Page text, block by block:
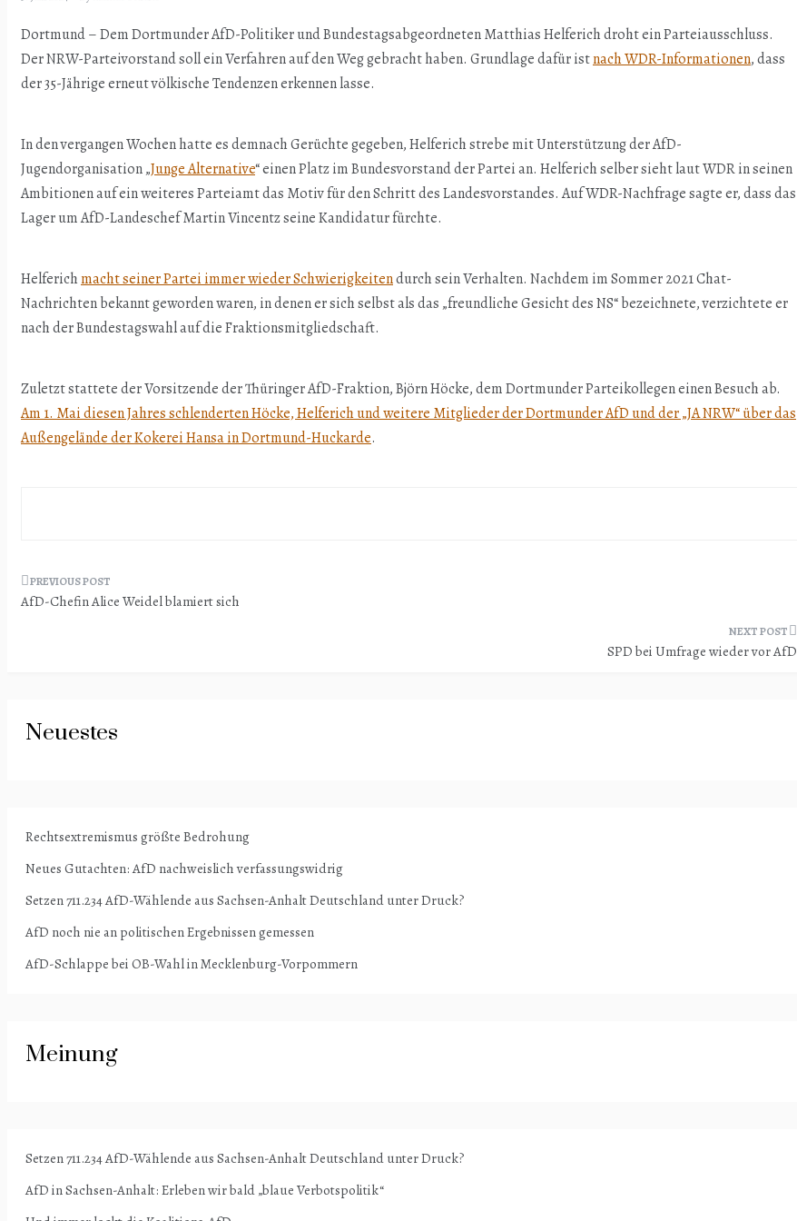
Dortmund – Dem Dortmunder AfD-Politiker und Bundestagsabgeordneten Matthias Helferich droht ein Parteiausschluss.
Der NRW-Parteivorstand soll ein Verfahren auf den Weg gebracht haben. Grundlage dafür istnach WDR-Informationen, dass
der 35-Jährige erneut völkische Tendenzen erkennen lasse.
In den vergangen Wochen hatte es demnach Gerüchte gegeben, Helferich strebe mit Unterstützung der AfD-
Jugendorganisation „Junge Alternative“ einen Platz im Bundesvorstand der Partei an. Helferich selber sieht laut WDR in seinen
Ambitionen auf ein weiteres Parteiamt das Motiv für den Schritt des Landesvorstandes. Auf WDR-Nachfrage sagte er, dass das
Lager um AfD-Landeschef Martin Vincentz seine Kandidatur fürchte.
Helferichmacht seiner Partei immer wieder Schwierigkeitendurch sein Verhalten. Nachdem im Sommer 2021 Chat-
Nachrichten bekannt geworden waren, in denen er sich selbst als das „freundliche Gesicht des NS“ bezeichnete, verzichtete er
nach der Bundestagswahl auf die Fraktionsmitgliedschaft.
Zuletzt stattete der Vorsitzende der Thüringer AfD-Fraktion, Björn Höcke, dem Dortmunder Parteikollegen einen Besuch ab.
Am 1. Mai diesen Jahres schlenderten Höcke, Helferich und weitere Mitglieder der Dortmunder AfD und der „JA NRW“ über das
Außengelände der Kokerei Hansa in Dortmund-Huckarde.
Beitragsnavigation
AfD-Chefin Alice Weidel blamiert sich
SPD bei Umfrage wieder vor AfD
Neuestes
Rechtsextremismus größte Bedrohung
Neues Gutachten: AfD nachweislich verfassungswidrig
Setzen 711.234 AfD-Wählende aus Sachsen-Anhalt Deutschland unter Druck?
AfD noch nie an politischen Ergebnissen gemessen
AfD-Schlappe bei OB-Wahl in Mecklenburg-Vorpommern
Meinung
Setzen 711.234 AfD-Wählende aus Sachsen-Anhalt Deutschland unter Druck?
AfD in Sachsen-Anhalt: Erleben wir bald „blaue Verbotspolitik“